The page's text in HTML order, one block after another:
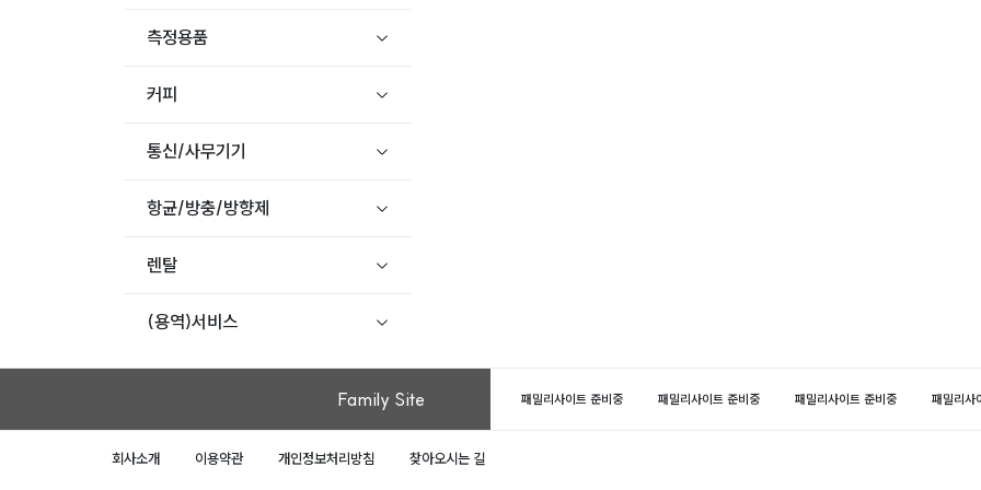
측정용품
커피
통신/사무기기
항균/방충/방향제
렌탈
(용역)서비스
Family Site 패밀리사이트 준비중 패밀리사이트 준비중 패밀리사이트 준비중 패밀리사
회사소개 이용약관 개인정보처리방침 찾아오시는 길